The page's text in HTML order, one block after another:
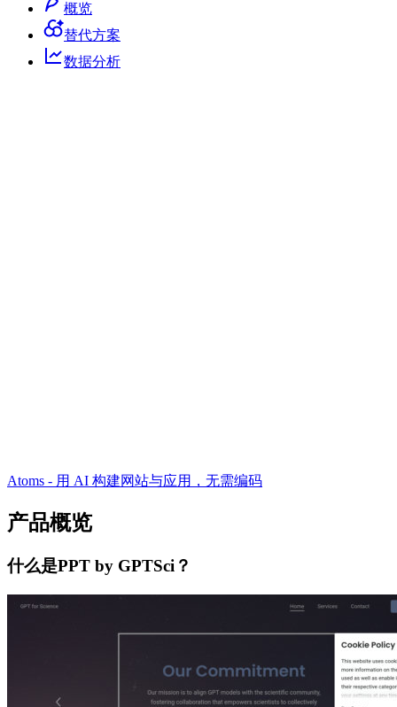
概览
替代方案
数据分析
Atoms - 用 AI 构建网站与应用，无需编码
产品概览
什么是PPT by GPTSci？